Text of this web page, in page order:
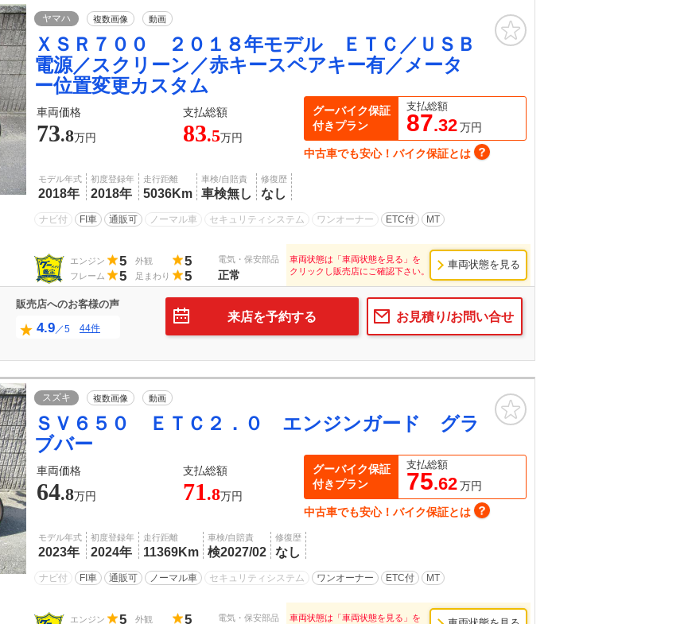
ヤマハ 複数画像 動画
ＸＳＲ７００ ２０１８年モデル ＥＴＣ／ＵＳＢ
電源／スクリーン／赤キースペアキー有／メータ
ー位置変更カスタム
車両価格 支払総額
73.8万円 83.5万円
モデル年式
2018年
初度登録年
2018年
走行距離
5036Km
車検/自賠責
車検無し
修復歴
なし
ナビ付 FI車 通販可 ノーマル車 セキュリティシステム ワンオーナー ETC付 MT
グーバイク保証
付きプラン
支払総額
87.32万円
中古車でも安心！バイク保証とは
エンジン 5 外観 5
フレーム 5 足まわり 5
電気・保安部品
正常
車両状態は「車両状態を見る」を
クリックし販売店にご確認下さい。
車両状態を見る
販売店へのお客様の声
4.9／5 44件
お見積り/お問い合せ
来店を予約する
スズキ 複数画像 動画
ＳＶ６５０ ＥＴＣ２．０ エンジンガード グラ
ブバー
車両価格 支払総額
64.8万円 71.8万円
モデル年式
2023年
初度登録年
2024年
走行距離
11369Km
車検/自賠責
検2027/02
修復歴
なし
ナビ付 FI車 通販可 ノーマル車 セキュリティシステム ワンオーナー ETC付 MT
グーバイク保証
付きプラン
支払総額
75.62万円
中古車でも安心！バイク保証とは
エンジン 5 外観 5 電気・保安部品 車両状態は「車両状態を見る」を